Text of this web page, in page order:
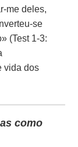
me deles,
se
(Test 1-3:
vida dos
como